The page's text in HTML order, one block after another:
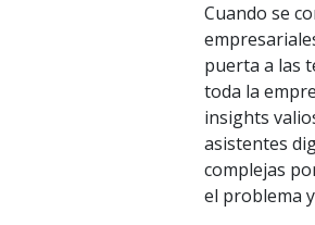
Cuando se
puerta a las
toda la
insights
asistentes
complejas
el problema